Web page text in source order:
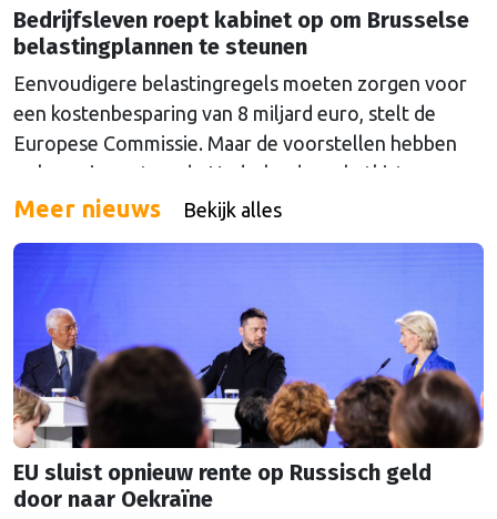
Bedrijfsleven roept kabinet op om Brusselse
belastingplannen te steunen
Eenvoudigere belastingregels moeten zorgen voor
een kostenbesparing van 8 miljard euro, stelt de
Europese Commissie. Maar de voorstellen hebben
ook een impact op de Nederlandse schatkist.
Meer nieuws Bekijk alles
EU sluist opnieuw rente op Russisch geld
door naar Oekraïne